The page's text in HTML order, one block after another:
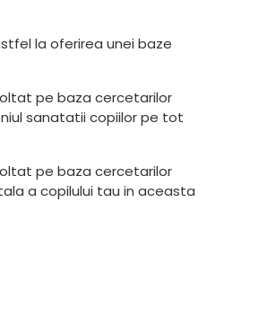
la oferirea unei baze
pe baza cercetarilor
sanatatii copiilor pe tot
pe baza cercetarilor
a copilului tau in aceasta